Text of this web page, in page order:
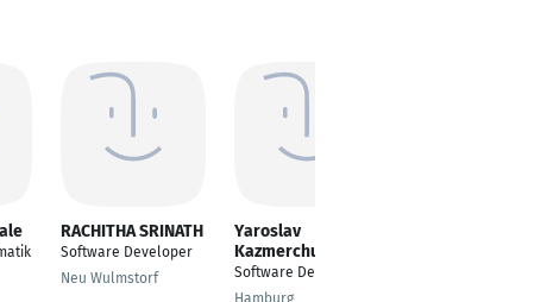
RACHITHA SRINATH
Software Developer
Neu Wulmstorf
Yaroslav
Kazmerchuk
Software Developer
Hamburg